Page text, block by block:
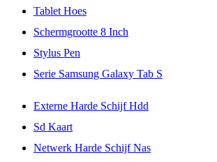
Tablet Hoes
Schermgrootte 8 Inch
Stylus Pen
Serie Samsung Galaxy Tab S
Externe Harde Schijf Hdd
Sd Kaart
Netwerk Harde Schijf Nas